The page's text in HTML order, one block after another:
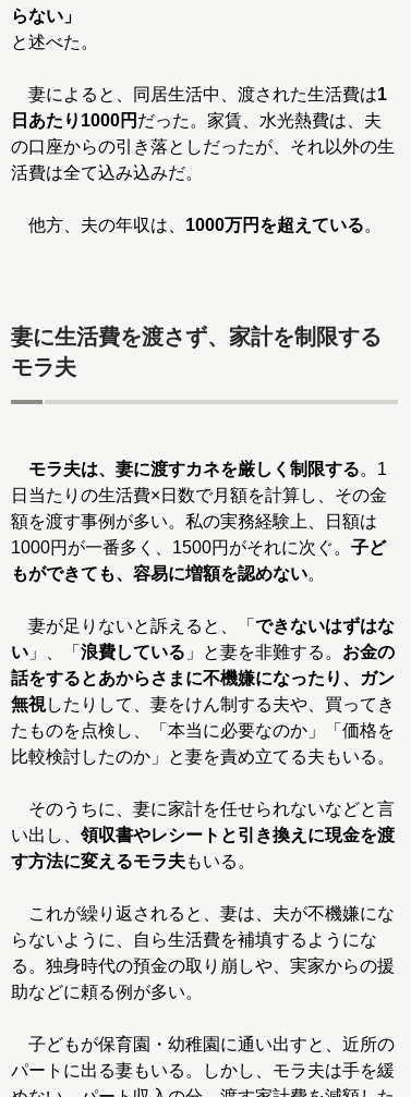
らない」
と述べた。
妻によると、同居生活中、渡された生活費は1
日あたり1000円 だった。家賃、水光熱費は、夫
の口座からの引き落としだったが、それ以外の生
活費は全て込み込みだ。
他方、夫の年収は、 1000万円を超えている。
妻に生活費を渡さず、家計を制限する
モラ夫
モラ夫は、妻に渡すカネを厳しく制限する。1
日当たりの生活費×日数で月額を計算し、その金
額を渡す事例が多い。私の実務経験上、日額は
1000円が一番多く、1500円がそれに次ぐ。 子ど
もができても、容易に増額を認めない。
妻が足りないと訴えると、「 できないはずはな
い 」、「 浪費している 」と妻を非難する。 お金の
話をするとあからさまに不機嫌になったり、ガン
無視したりして、妻をけん制する夫や、買ってき
たものを点検し、「本当に必要なのか」「価格を
比較検討したのか」と妻を責め立てる夫もいる。
そのうちに、妻に家計を任せられないなどと言
い出し、 領収書やレシートと引き換えに現金を渡
す方法に変えるモラ夫もいる。
これが繰り返されると、妻は、夫が不機嫌にな
らないように、自ら生活費を補填するようにな
る。独身時代の預金の取り崩しや、実家からの援
助などに頼る例が多い。
子どもが保育園・幼稚園に通い出すと、近所の
パートに出る妻もいる。しかし、モラ夫は手を緩